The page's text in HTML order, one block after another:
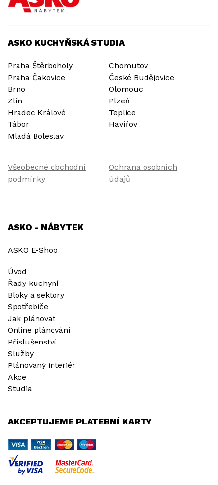
ASKO KUCHYŇSKÁ STUDIA
Praha Štěrboholy
Praha Čakovice
Brno
Zlín
Hradec Králové
Tábor
Mladá Boleslav
Chomutov
České Budějovice
Olomouc
Plzeň
Teplice
Havířov
Všeobecné obchodní
podmínky
Ochrana osobních
údajů
ASKO - NÁBYTEK
ASKO E-Shop
Úvod
Řady kuchyní
Bloky a sektory
Spotřebiče
Jak plánovat
Online plánování
Příslušenství
Služby
Plánovaný interiér
Akce
Studia
AKCEPTUJEME PLATEBNÍ KARTY